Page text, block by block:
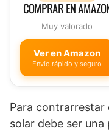
COMPRAR EN
Muy valorado
Ver en Amazon
Envío rápido y seguro
Para
solar debe ser